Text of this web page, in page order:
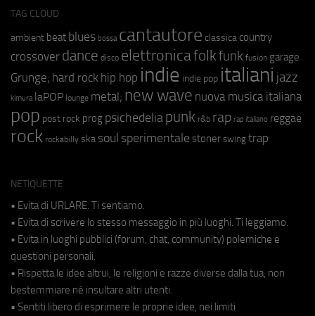
TAG CLOUD
ambient beat blues bossa cantautore classica country
crossover dance disco elettronicafolkfunk fusion garage
Grunge; hard rock hip hop indie indie pop italiani jazz
kimura laPOP lounge metal; new wave nuova musica italiana
pop post rock prog psichedeliapunk r&b rap rap italiano reggae
rock rockabilly ska soul sperimentale stoner swing trap
NETIQUETTE
• Evita di URLARE. Ti sentiamo.
• Evita di scrivere lo stesso messaggio in più luoghi. Ti leggiamo.
• Evita in luoghi pubblici (forum, chat, community) polemiche e
questioni personali.
• Rispetta le idee altrui, le religioni e razze diverse dalla tua, non
bestemmiare né insultare altri utenti.
• Sentiti libero di esprimere le proprie idee, nei limiti